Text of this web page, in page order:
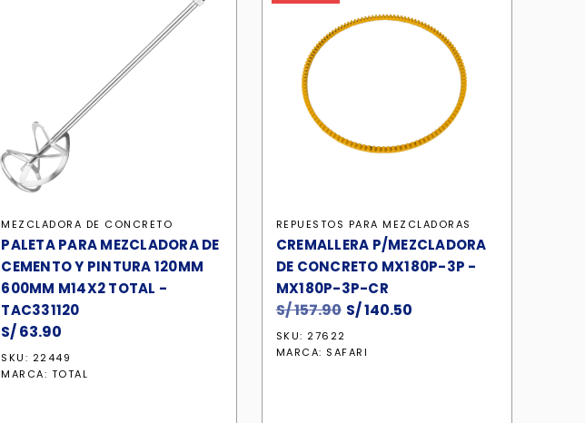
MEZCLADORA DE CONCRETO
PALETA PARA MEZCLADORA DE
CEMENTO Y PINTURA 120MM
600MM M14X2 TOTAL -
TAC331120
S/63.90
SKU: 22449
MARCA: TOTAL
REPUESTOS PARA MEZCLADORAS
CREMALLERA P/MEZCLADORA
DE CONCRETO MX180P-3P -
MX180P-3P-CR
S/157.90 El
original
S/140.50
SKU: 27622
MARCA: SAFARI